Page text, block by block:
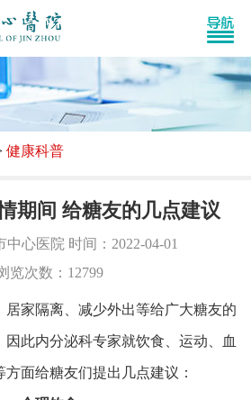
健康科普
期间 给糖友的几点建议
心医院 时间：2022-04-01
览次数：12799
家隔离、减少外出等给广大糖友的
因此内分泌科专家就饮食、运动、血
面给糖友们提出几点建议：